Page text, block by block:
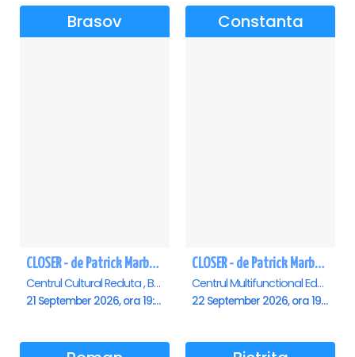
Brasov
CLOSER - de Patrick Marber - Premiera - Brasov
Centrul Cultural Reduta , Brasov
21 September 2026, ora 19:00
Constanta
CLOSER - de Patrick Marber - Premiera - Constanta
Centrul Multifunctional Educativ pentru Tineret Jean Constantin, Constanta
22 September 2026, ora 19:00